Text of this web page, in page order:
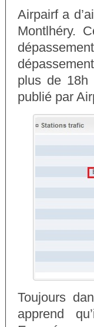
Airpairf a
Montlhéry.
plus de 18h
publié par
Toujours
apprend